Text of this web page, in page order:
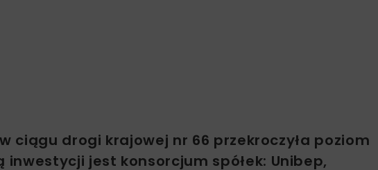
ciągu drogi krajowej nr 66 przekroczyła poziom
jest konsorcjum spółek: Unibep,